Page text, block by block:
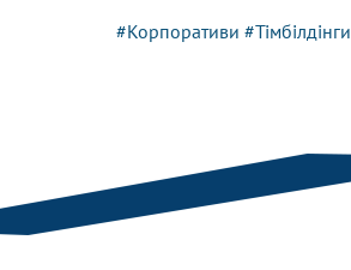
#Корпоративи #Тімбілдінги